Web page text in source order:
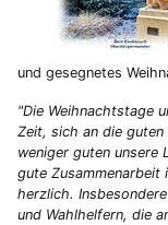
und gesegnetes
"Die Weihnachtstage
Zeit, sich an die guten
weniger guten unsere
gute Zusammenarbeit
herzlich.
und Wahlhelfern, die